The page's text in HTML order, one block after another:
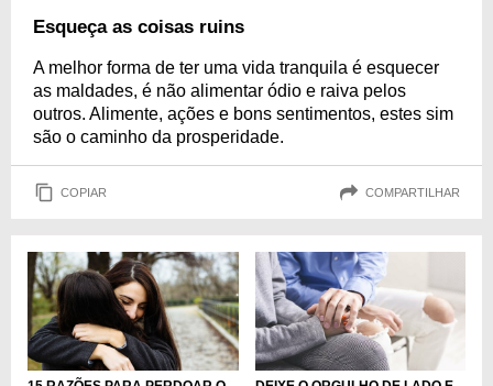
Esqueça as coisas ruins
A melhor forma de ter uma vida tranquila é esquecer
as maldades, é não alimentar ódio e raiva pelos
outros. Alimente, ações e bons sentimentos, estes sim
são o caminho da prosperidade.
COPIAR COMPARTILHAR